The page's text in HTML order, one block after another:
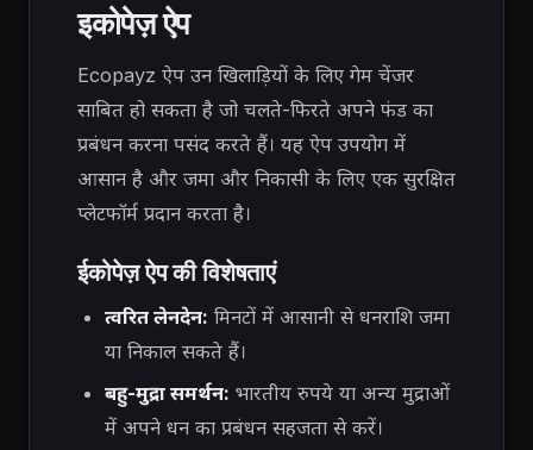
इकोपेज़ ऐप
Ecopayz ऐप उन खिलाड़ियों के लिए गेम चेंजर
साबित हो सकता है जो चलते-फिरते अपने फंड का
प्रबंधन करना पसंद करते हैं। यह ऐप उपयोग में
आसान है और जमा और निकासी के लिए एक सुरक्षित
प्लेटफॉर्म प्रदान करता है।
ईकोपेज़ ऐप की विशेषताएं
त्वरित लेनदेन: मिनटों में आसानी से धनराशि जमा
या निकाल सकते हैं।
बहु-मुद्रा समर्थन: भारतीय रुपये या अन्य मुद्राओं
में अपने धन का प्रबंधन सहजता से करें।